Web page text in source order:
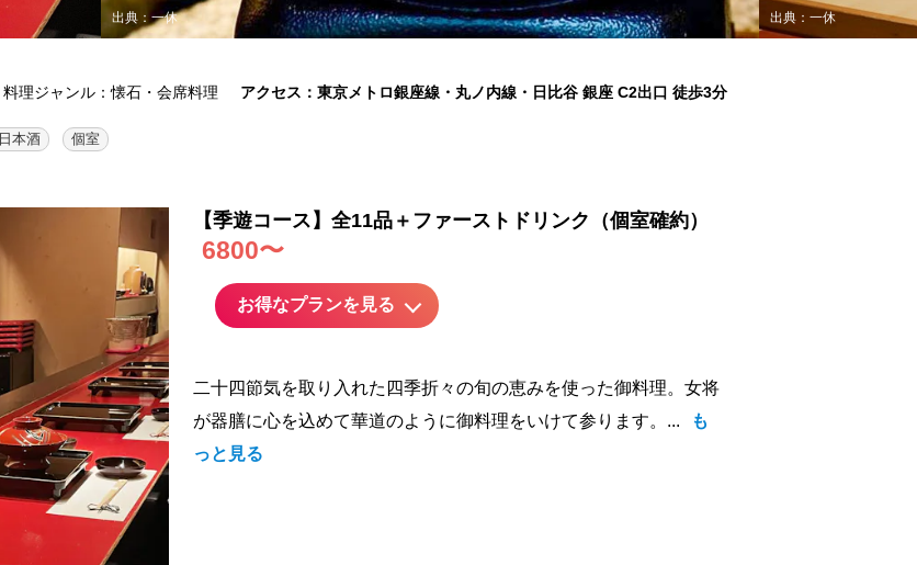
出典：一休 出典：一休
料理ジャンル：懐石・会席料理 アクセス：東京メトロ銀座線・丸ノ内線・日比谷 銀座 C2出口 徒歩3分
日本酒 個室
【季遊コース】全11品＋ファーストドリンク（個室確約）
6800〜
お得なプランを見る
二十四節気を取り入れた四季折々の旬の恵みを使った御料理。女将
が器膳に心を込めて華道のように御料理をいけて参ります。...
も
っと見る